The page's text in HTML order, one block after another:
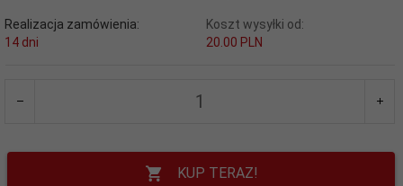
Realizacja zamówienia:
14 dni
Koszt wysyłki od:
20.00 PLN
KUP TERAZ!